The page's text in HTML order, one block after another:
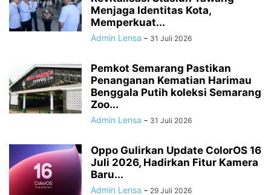
Menjaga Identitas Kota,
Memperkuat...
Admin Lensa - 31 Juli 2026
Pemkot Semarang Pastikan
Penanganan Kematian Harimau
Benggala Putih koleksi Semarang
Zoo...
Admin Lensa - 31 Juli 2026
Oppo Gulirkan Update ColorOS 16
Juli 2026, Hadirkan Fitur Kamera
Baru...
Admin Lensa - 29 Juli 2026